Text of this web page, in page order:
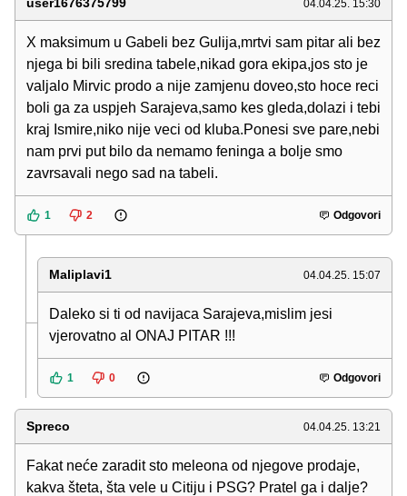
04.04.25. 15:30
X maksimum u Gabeli bez Gulija,mrtvi sam pitar ali bez
njega bi bili sredina tabele,nikad gora ekipa,jos sto je
valjalo Mirvic prodo a nije zamjenu doveo,sto hoce reci
boli ga za uspjeh Sarajeva,samo kes gleda,dolazi i tebi
kraj Ismire,niko nije veci od kluba.Ponesi sve pare,nebi
nam prvi put bilo da nemamo feninga a bolje smo
zavrsavali nego sad na tabeli.
1 2 Odgovori
Maliplavi1 04.04.25. 15:07
Daleko si ti od navijaca Sarajeva,mislim jesi
vjerovatno al ONAJ PITAR !!!
1 0 Odgovori
Spreco 04.04.25. 13:21
Fakat neće zaradit sto meleona od njegove prodaje,
kakva šteta, šta vele u Citiju i PSG? Pratel ga i dalje?